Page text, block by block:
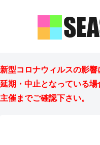
新型コロナウィルスの影
延期・中止となっている
主催までご確認下さい。